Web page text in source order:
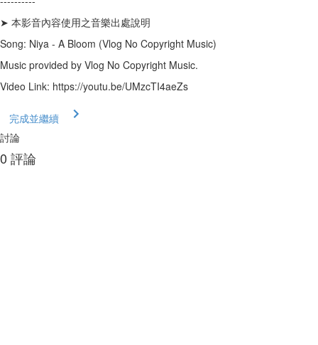
➤ 本影音內容使用之音樂出處說明
Song: Niya - A Bloom (Vlog No Copyright Music)
Music provided by Vlog No Copyright Music.
Video Link: https://youtu.be/UMzcTI4aeZs
完成並繼續
討論
0 評論